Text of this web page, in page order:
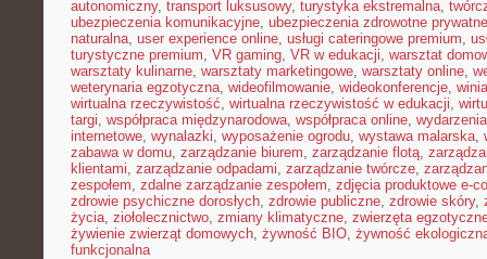
autonomiczny, transport luksusowy, turystyka ekstremalna,
ubezpieczenia komunikacyjne, ubezpieczenia zdrowotne prywatne
naturalna, user experience online, usługi cateringowe premium,
turystyczne premium, VR gaming, VR w edukacji, warsztat
warsztaty kulinarne, warsztaty marketingowe, warsztaty online,
weterynaria egzotyczna, wideofilmowanie, wideokonferencje,
wirtualna rzeczywistość, wirtualna rzeczywistość w edukacji,
targi, współpraca międzynarodowa, współpraca online,
internetowe, wynalazki, wyposażenie ogrodu, wystawa malarska,
zabawa w domu, zarządzanie biurem, zarządzanie flotą,
klientami, zarządzanie odpadami, zarządzanie twórcze,
zespołem, zdalne zarządzanie zespołem, zdjęcia produktowe e-
zdrowie psychiczne dorosłych, zdrowie publiczne, zdrowie skóry,
życia, ziołolecznictwo, zmiany klimatyczne, zwierzęta
żywienie zwierząt domowych, żywność BIO, żywność
funkcjonalna